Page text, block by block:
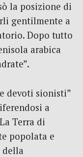
la posizione di
gentilmente a
Dopo tutto
arabica
devoti sionisti”
a
Terra di
popolata e
della